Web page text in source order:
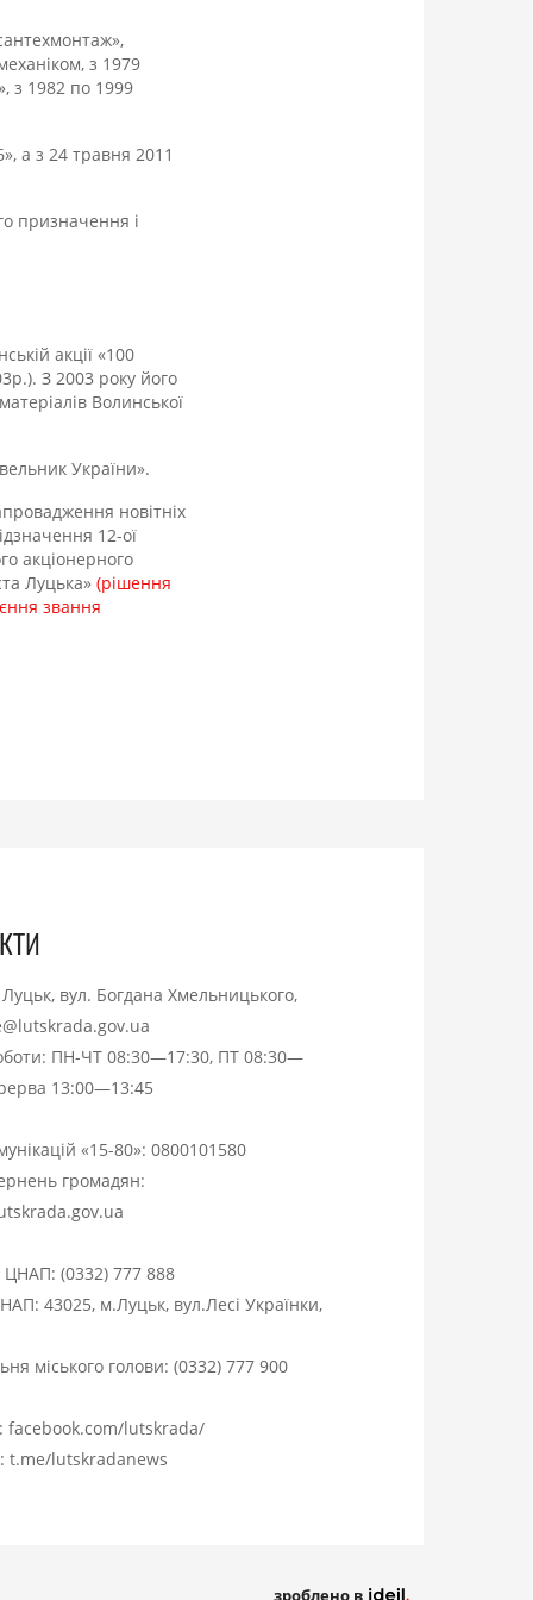
, з 1979
з 1982 по 1999
а з 24 травня 2011
призначення і
акції «100
З 2003 року його
Волинської
України».
новітніх
12-ої
акціонерного
Луцька» (рішення
звання
вул. Богдана Хмельницького,
ПН-ЧТ 08:30—17:30, ПТ 08:30—
13:00—13:45
«15-80»: 0800101580
громадян:
ЦНАП: (0332) 777 888
43025, м.Луцьк, вул.Лесі Українки,
міського голови: (0332) 777 900
facebook.com/lutskrada/
t.me/lutskradanews
зроблено в